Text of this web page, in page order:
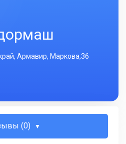
Армавир, Маркова,36
(0)